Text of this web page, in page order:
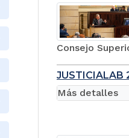
Consejo
Más detalles